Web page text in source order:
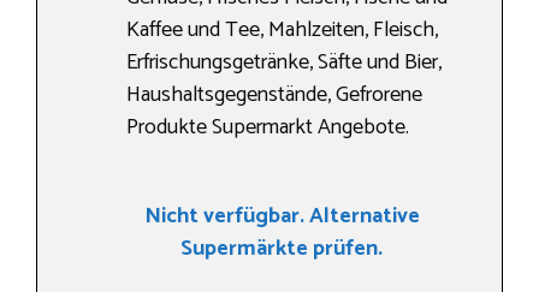
Kaffee und Tee, Mahlzeiten, Fleisch,
Erfrischungsgetränke, Säfte und Bier,
Haushaltsgegenstände, Gefrorene
Produkte Supermarkt Angebote.
Nicht verfügbar. Alternative
Supermärkte prüfen.